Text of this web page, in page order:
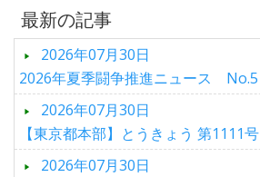
最新の記事
2026年07月30日
2026年夏季闘争推進ニュース No.5
2026年07月30日
【東京都本部】とうきょう 第1111号
2026年07月30日